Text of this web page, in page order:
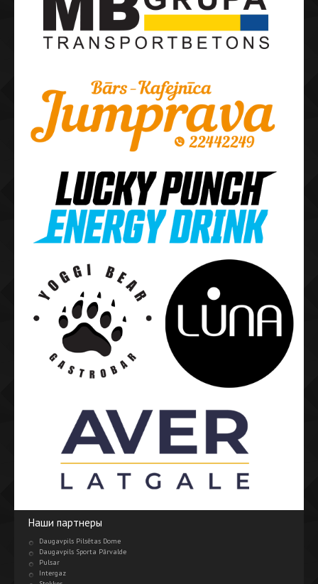
Наши партнеры
Daugavpils Pilsētas Dome
Daugavpils Sporta Pārvalde
Pulsar
Intergaz